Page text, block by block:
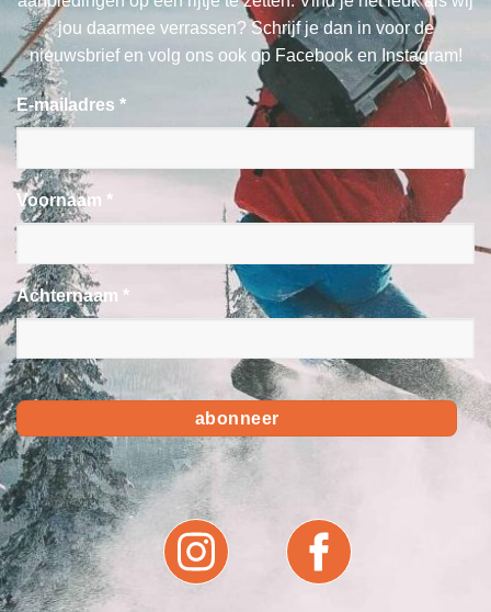
jou daarmee verrassen? Schrijf je dan in voor de
nieuwsbrief en volg ons ook op Facebook en Instagram!
E-mailadres *
Voornaam *
Achternaam *